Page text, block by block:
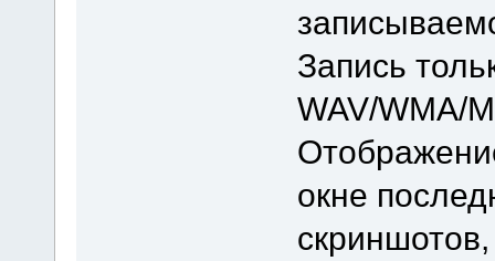
Запись
WAV/WMA/
окне
скриншотов,